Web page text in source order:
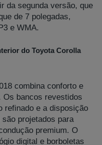
da segunda versão, que
de 7 polegadas,
e WMA.
do Toyota Corolla
combina conforto e
Os bancos revestidos
refinado e a disposição
projetados para
premium. O
digital e borboletas